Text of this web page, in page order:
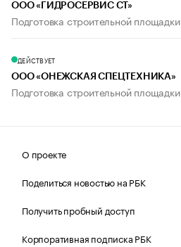
ООО «ГИДРОСЕРВИС СТ»
Подготовка строительной площадки
ДЕЙСТВУЕТ
ООО «ОНЕЖСКАЯ СПЕЦТЕХНИКА»
Подготовка строительной площадки
О проекте
Поделиться новостью на РБК
Получить пробный доступ
Корпоративная подписка РБК